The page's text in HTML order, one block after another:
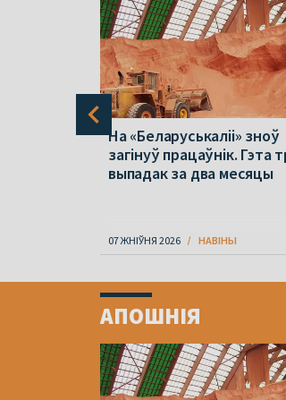
На «Беларуськаліі» зноў
загінуў працаўнік. Гэта
выпадак за два месяцы
07 ЖНІЎНЯ 2026 НАВІНЫ
ofАПОШНІЯ